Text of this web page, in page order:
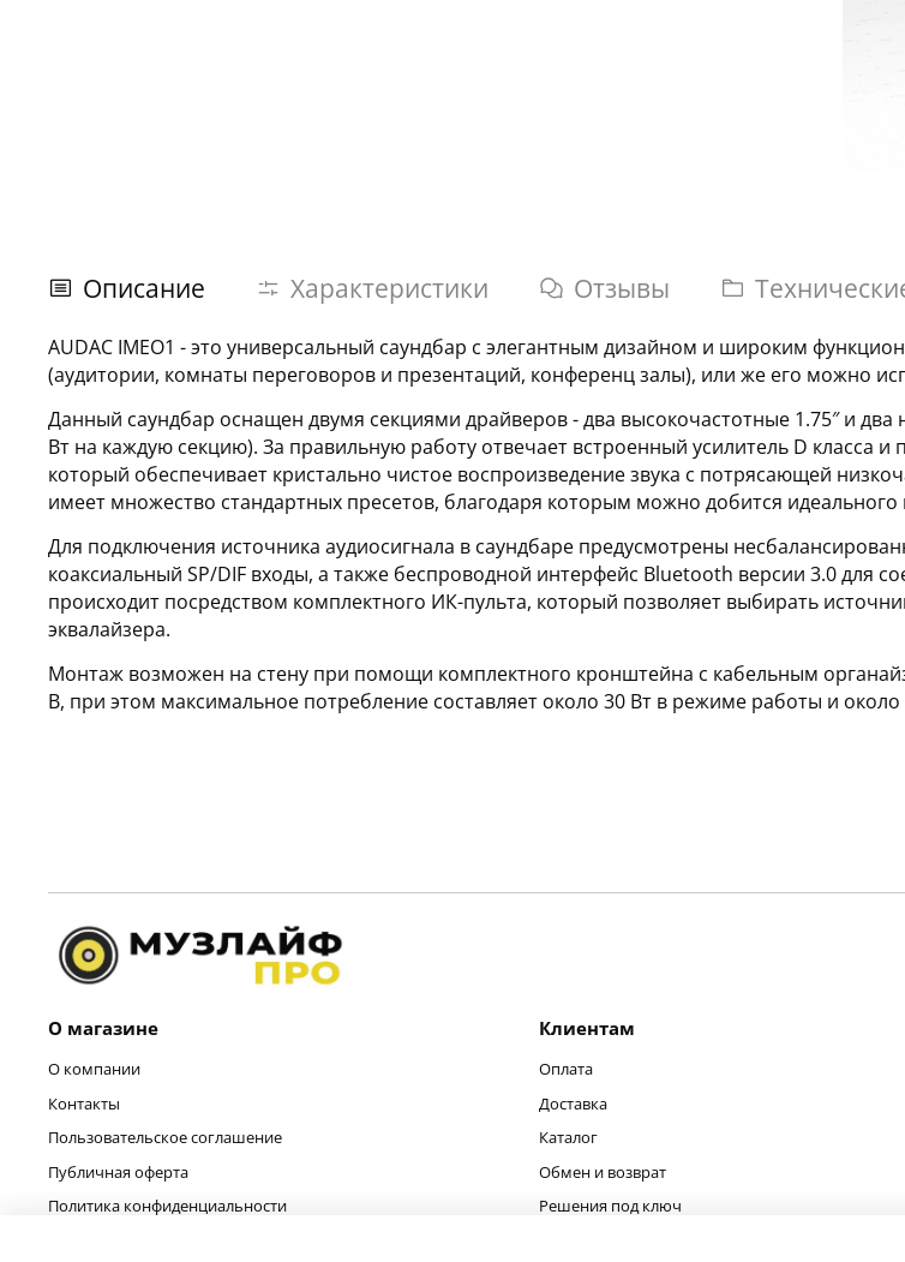
Описание Характеристики Отзывы
AUDAC IMEO1 - это универсальный саундбар с элегантным дизайном и широким
(аудитории, комнаты переговоров и презентаций, конференц залы), или же его можно
Данный саундбар оснащен двумя секциями драйверов - два высокочастотные 1.75″ и
Вт на каждую секцию). За правильную работу отвечает встроенный усилитель D класса
который обеспечивает кристально чистое воспроизведение звука с потрясающей
имеет множество стандартных пресетов, благодаря которым можно добится идеального
Для подключения источника аудиосигнала в саундбаре предусмотрены
коаксиальный SP/DIF входы, а также беспроводной интерфейс Bluetooth версии 3.0 для
происходит посредством комплектного ИК-пульта, который позволяет выбирать
эквалайзера.
Монтаж возможен на стену при помощи комплектного кронштейна с кабельным
В, при этом максимальное потребление составляет около 30 Вт в режиме работы и
О магазине
О компании
Контакты
Пользовательское соглашение
Публичная оферта
Политика конфиденциальности
Клиентам
Оплата
Доставка
Каталог
Обмен и возврат
Решения под ключ